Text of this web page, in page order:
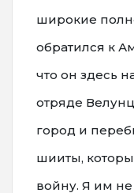
широкие
обратился к
что он здесь
отряде
город и
шииты,
войну. Я им